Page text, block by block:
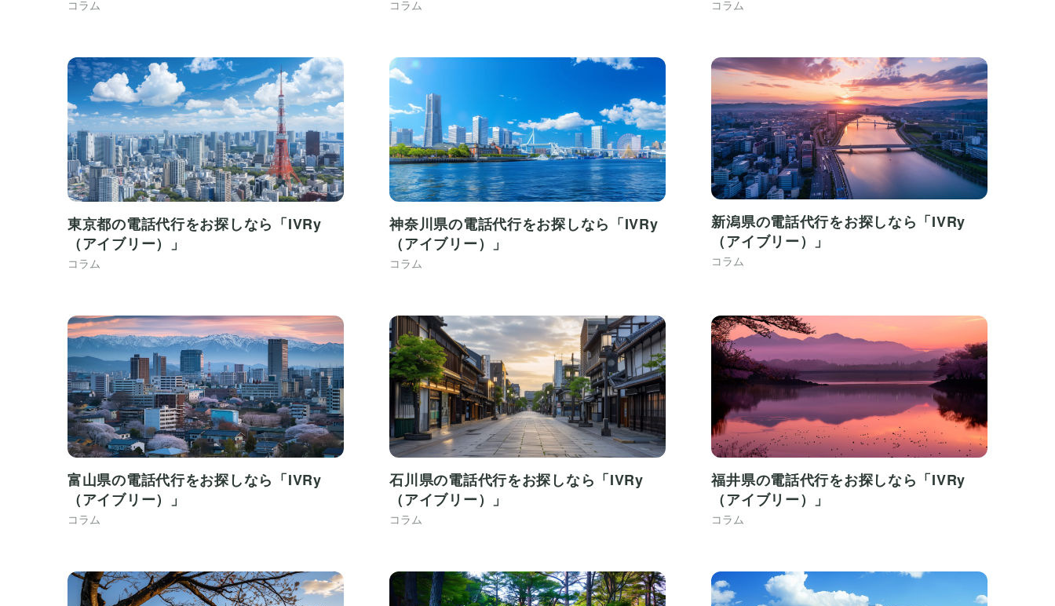
コラム コラム コラム
東京都の電話代行をお探しなら「IVRy
（アイブリー）」
コラム
神奈川県の電話代行をお探しなら「IVRy
（アイブリー）」
コラム
新潟県の電話代行をお探しなら「IVRy
（アイブリー）」
コラム
富山県の電話代行をお探しなら「IVRy
（アイブリー）」
コラム
石川県の電話代行をお探しなら「IVRy
（アイブリー）」
コラム
福井県の電話代行をお探しなら「IVRy
（アイブリー）」
コラム